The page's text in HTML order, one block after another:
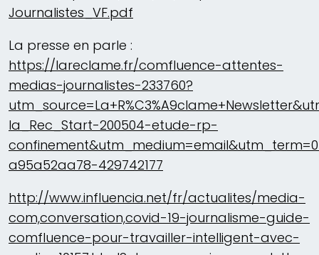
Journalistes_VF.pdf
La presse en parle :
https://lareclame.fr/comfluence-attentes-
medias-journalistes-233760?
la_Rec_Start-200504-etude-rp-
a95a52aa78-429742177
http://www.influencia.net/fr/actualites/media-
com,conversation,covid-19-journalisme-guide-
comfluence-pour-travailler-intelligent-avec-